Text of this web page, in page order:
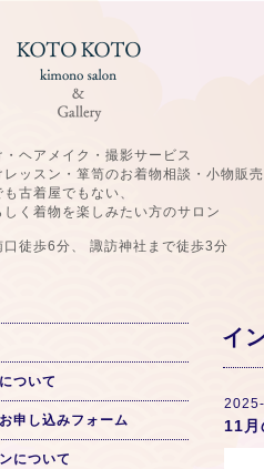
・ヘアメイク・撮影サービス
レッスン・箪笥のお着物相談・小物販
古着屋でもない、
しく着物を楽しみたい方のサロン
口徒歩6分、 諏訪神社まで徒歩3分
イ
11月
ついて
申し込みフォーム
について